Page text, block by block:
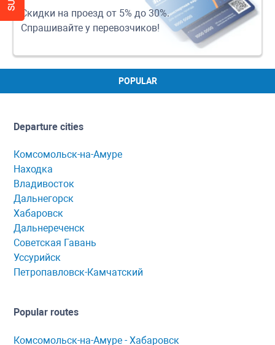
Скидки на проезд от 5% до 30%.
Спрашивайте у перевозчиков!
POPULAR
Departure cities
Комсомольск-на-Амуре
Находка
Владивосток
Дальнегорск
Хабаровск
Дальнереченск
Советская Гавань
Уссурийск
Петропавловск-Камчатский
Popular routes
Комсомольск-нa-Амуре - Хaбaровск